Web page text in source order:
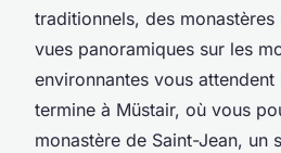
traditionnels, des
vues panoramiques sur les
environnantes vous attendent
termine à Müstair, où vous
monastère de Saint-Jean, un